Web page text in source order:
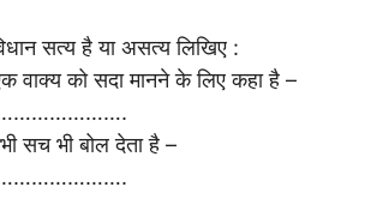
सत्य है या असत्य लिखिए :
वाक्य को सदा मानने के लिए कहा है –
सच भी बोल देता है –